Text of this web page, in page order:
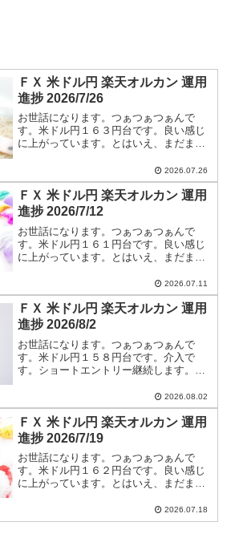
ＦＸ 米ドル円 楽天オルカン 運用
進捗 2026/7/26
お世話になります。つぁつぁつぁんで
す。米ドル円１６３円台です。良い感じ
に上がっています。とはいえ、まだまだ
す。米ドル円ショートエントリー手法と
今後のつぁつぁつぁん戦略は【米ドル
円】に全て書いています。
2026.07.26
ＦＸ 米ドル円 楽天オルカン 運用
進捗 2026/7/12
お世話になります。つぁつぁつぁんで
す。米ドル円１６１円台です。良い感じ
に上がっています。とはいえ、まだまだ
す。米ドル円ショートエントリー手法と
今後のつぁつぁつぁん戦略は【米ドル
円】に全て書いています。
2026.07.11
ＦＸ 米ドル円 楽天オルカン 運用
進捗 2026/8/2
お世話になります。つぁつぁつぁんで
す。米ドル円１５８円台です。介入で
す。ショートエントリー継続します。米
つぁつぁつぁん戦略は【米ドル円】に全
て書いています。
2026.08.02
ＦＸ 米ドル円 楽天オルカン 運用
進捗 2026/7/19
お世話になります。つぁつぁつぁんで
す。米ドル円１６２円台です。良い感じ
に上がっています。とはいえ、まだまだ
す。米ドル円ショートエントリー手法と
今後のつぁつぁつぁん戦略は【米ドル
2026.07.18